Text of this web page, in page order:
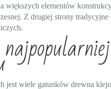
większych elementów
Z drugiej strony
jest wiele gatunków drewna